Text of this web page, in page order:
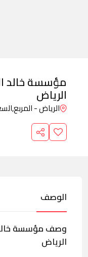
مؤسسة خالد
الرياض
الرياض - المربع,
الوصف
وصف مؤسسة خالد
الرياض